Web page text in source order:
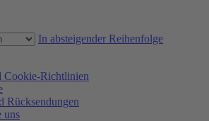
In absteigender Reihenfolge
Cookie-Richtlinien
Rücksendungen
uns